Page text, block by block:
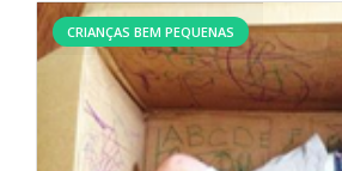
CRIANÇAS BEM PEQUENAS